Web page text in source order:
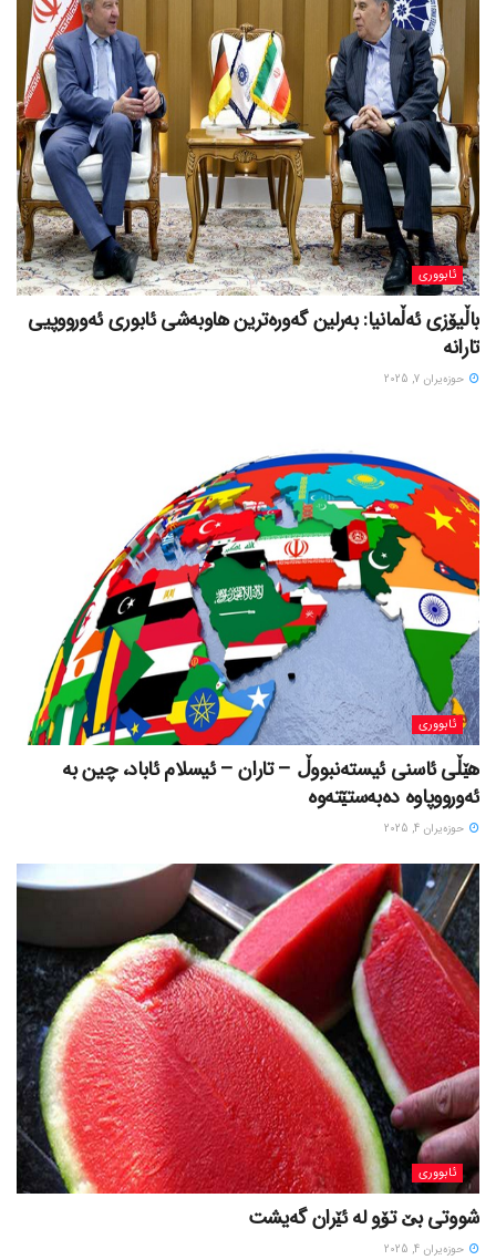
ئابووری
باڵیۆزی ئەڵمانیا: بەرلین گەورەترین هاوبەشی ئابوری ئەورووپیی
تارانە
حوزه‌یران 7, 2025
ئابووری
هێڵی ئاسنی ئیستەنبووڵ – تاران – ئیسلام ئاباد، چین بە
ئەورووپاوە دەبەستێتەوە
حوزه‌یران 4, 2025
ئابووری
شووتی بێ تۆو لە ئێران گەیشت
حوزه‌یران 4, 2025